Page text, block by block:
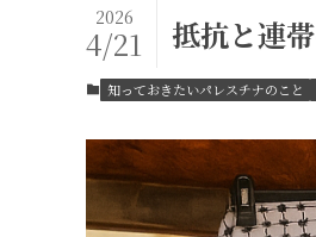
抵抗と連
2026
4/21
知っておきたいパレスチナのこと